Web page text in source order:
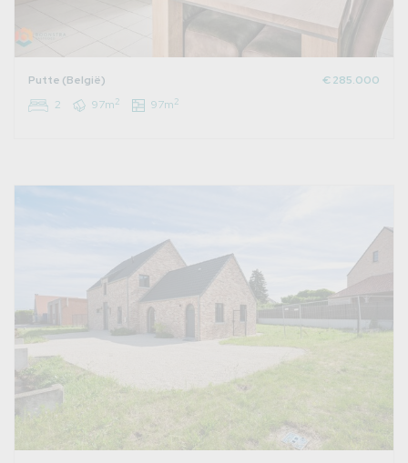
Putte (België)
€ 285.000
2
97m2 97m2